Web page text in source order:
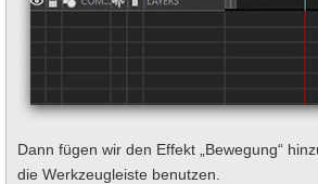
Dann fügen wir den Effekt „Bewegung“
die Werkzeugleiste benutzen.